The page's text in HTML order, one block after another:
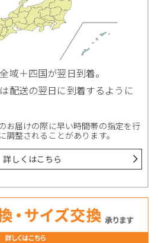
域＋四国が翌日到着。
配送の翌日に到着するように
お届けの際に早い時間帯の指定を行
調整されることがあります。
詳しくはこちら